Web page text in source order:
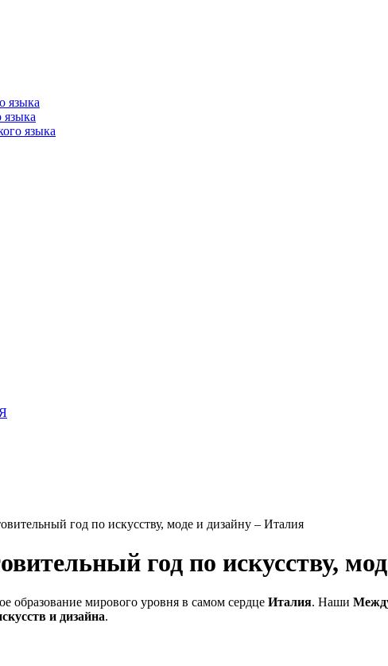
языка
языка
языка
год по искусству, моде и дизайну – Италия
год по искусству,
образование мирового уровня в самом сердце Италия. Наши
и дизайна.